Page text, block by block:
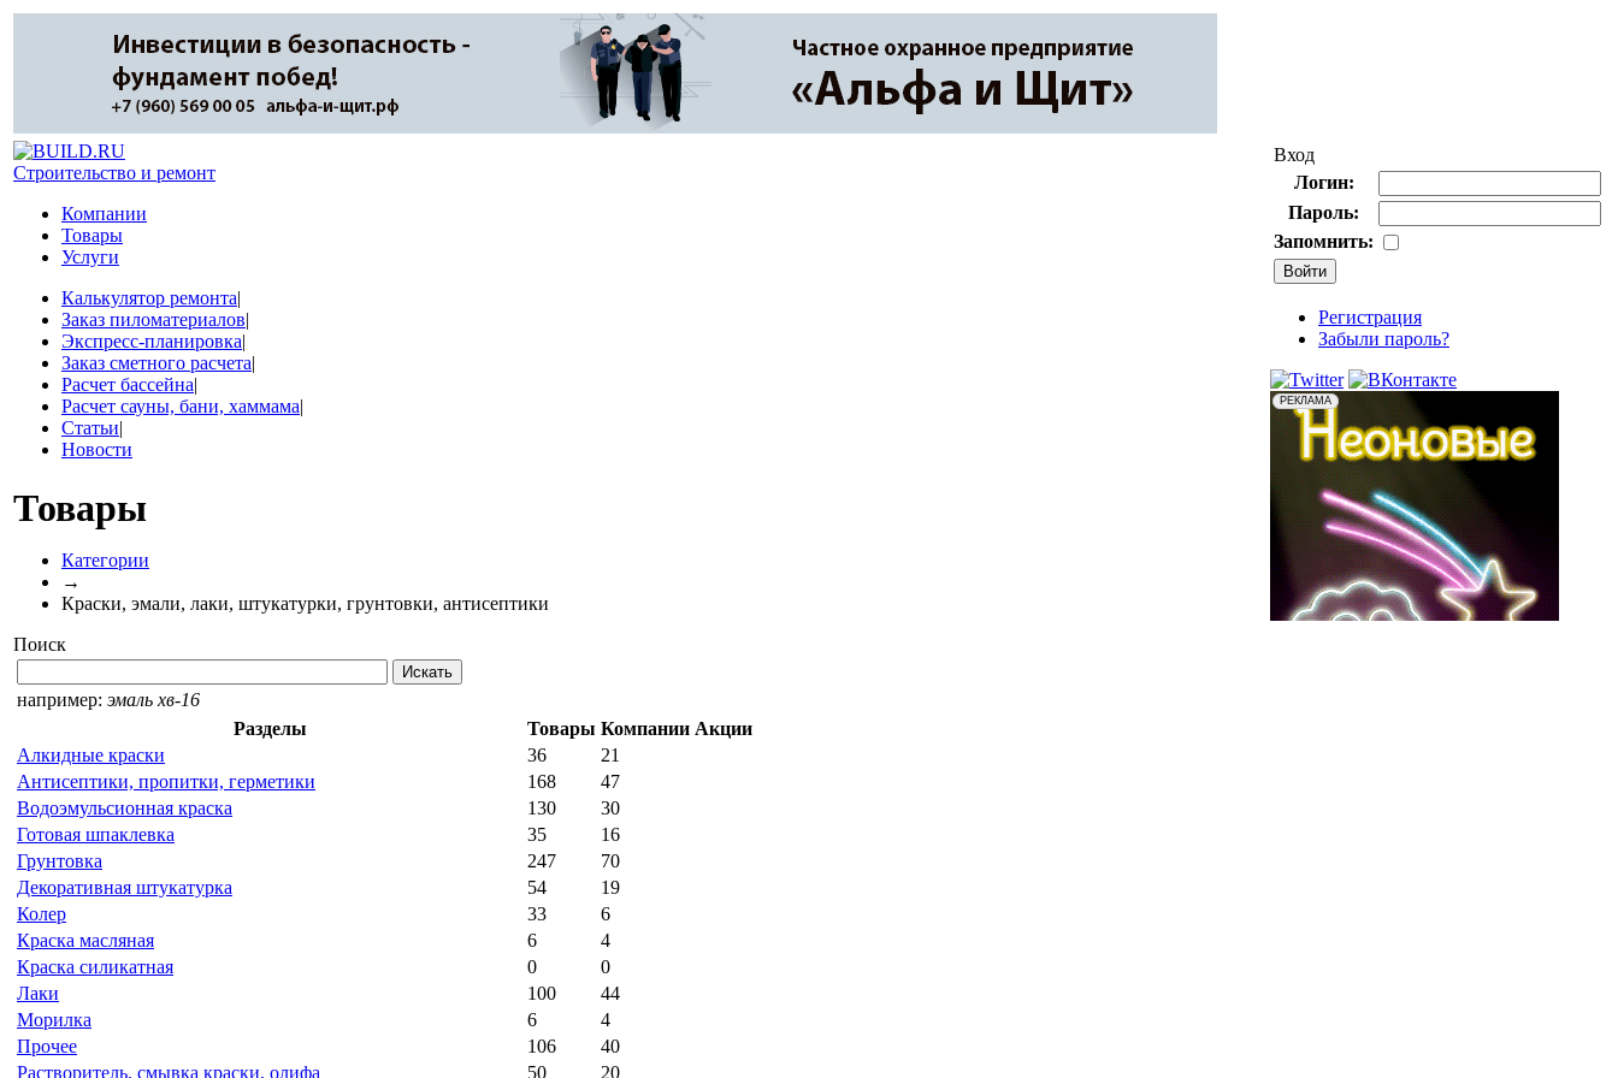
Строительство и ремонт
Компании
Товары
Услуги
Калькулятор ремонта|
Заказ пиломатериалов|
Экспресс-планировка|
Заказ сметного расчета|
Расчет бассейна|
Расчет сауны, бани, хаммама|
Статьи|
Новости
Товары
Категории
→
Краски, эмали, лаки, штукатурки, грунтовки, антисептики
Поиск
например: эмаль хв-16
Разделы
Товары Компании Акции
Алкидные краски
36
21
Антисептики, пропитки, герметики
168
47
Водоэмульсионная краска
130
30
Готовая шпаклевка
35
16
Грунтовка
247
70
Декоративная штукатурка
54
19
Колер
33
6
Краска масляная
6
4
Краска силикатная
0
0
Лаки
100
44
Морилка
6
4
Прочее
106
40
Растворитель, смывка краски, олифа
50 20
Вход
Логин:
Пароль:
Запомнить:
Регистрация
Забыли пароль?